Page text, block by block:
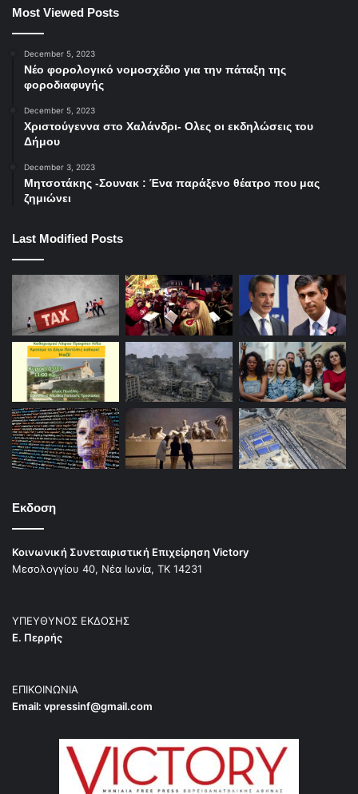
Most Viewed Posts
December 5, 2023
Νέο φορολογικό νομοσχέδιο για την πάταξη της
φοροδιαφυγής
December 5, 2023
Χριστούγεννα στο Χαλάνδρι- Ολες οι εκδηλώσεις του
Δήμου
December 3, 2023
Μητσοτάκης -Σουνακ : Ένα παράξενο θέατρο που μας
ζημιώνει
Last Modified Posts
Εκδοση
Κοινωνική Συνεταιριστική Επιχείρηση Victory
Μεσολογγίου 40, Νέα Ιωνία, ΤΚ 14231
ΥΠΕΥΘΥΝΟΣ ΕΚΔΟΣΗΣ
Ε. Περρής
ΕΠΙΚΟΙΝΩΝΙΑ
Email: vpressinf@gmail.com